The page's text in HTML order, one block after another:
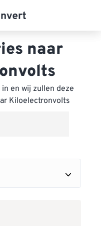
naar
en wij zullen deze
Kiloelectronvolts